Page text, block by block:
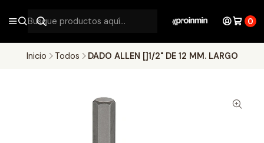
0
Inicio Todos DADO ALLEN []1/2" DE 12 MM. LARGO